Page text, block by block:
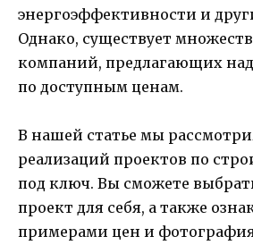
энергоэффективности и
Однако, существует
компаний, предлагающих
по доступным ценам.
В нашей статье мы
реализаций проектов по
под ключ. Вы сможете
проект для себя, а также
примерами цен и